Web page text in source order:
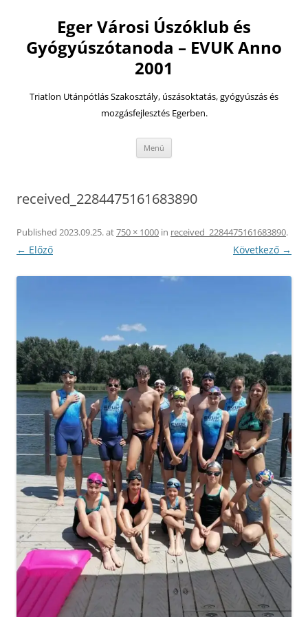
Eger Városi Úszóklub és
Gyógyúszótanoda – EVUK Anno
2001
Triatlon Utánpótlás Szakosztály, úszásoktatás, gyógyúszás és
mozgásfejlesztés Egerben.
Menü
received_2284475161683890
Published 2023.09.25.at750 × 1000 in received_2284475161683890.
← Előző Következő →